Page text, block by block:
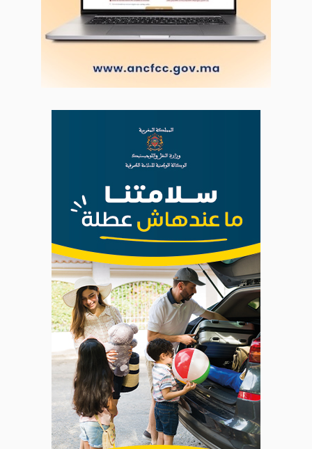
Copyright © 2022 Groupe de presse Arrissala
Ce site utilise Google Analytics. En continuant à naviguer, vous nous
autorisez à déposer un cookie à des fins de mesure d'audience
Plan du site| Syndication